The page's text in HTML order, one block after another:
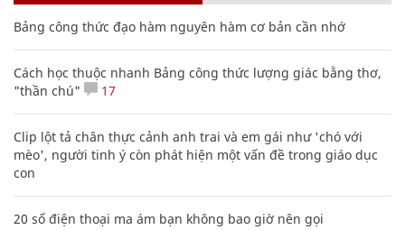
Bảng công thức đạo hàm nguyên hàm cơ bản cần nhớ
Cách học thuộc nhanh Bảng công thức lượng giác bằng thơ,
"thần chú"
17
Clip lột tả chân thực cảnh anh trai và em gái như 'chó với
mèo', người tinh ý còn phát hiện một vấn đề trong giáo dục
con
20 số điện thoại ma ám bạn không bao giờ nên gọi